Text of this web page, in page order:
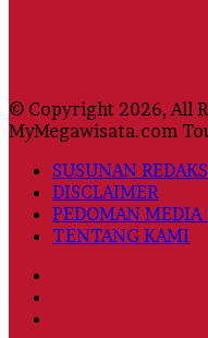
© Copyright 2026, All
MyMegawisata.com
SUSUNAN
DISCLAIMER
PEDOMAN MEDIA
TENTANG KAMI